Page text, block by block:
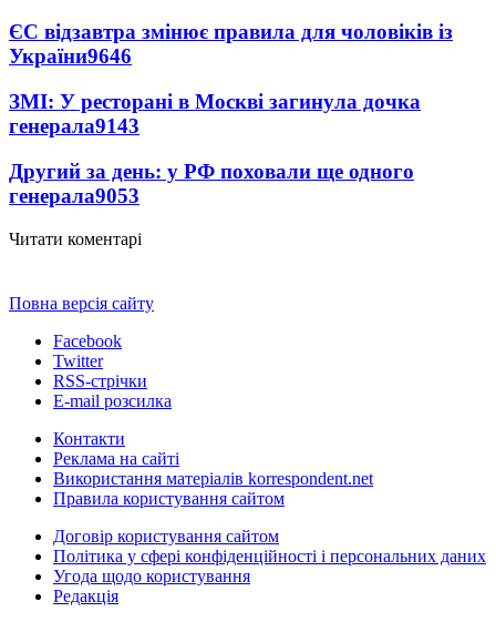
ЄС відзавтра змінює правила для чоловіків із
України9646
ЗМІ: У ресторані в Москві загинула дочка
генерала9143
Другий за день: у РФ поховали ще одного
генерала9053
Читати коментарі
Повна версія сайту
Facebook
Twitter
RSS-стрічки
E-mail розсилка
Контакти
Реклама на сайті
Використання матеріалів korrespondent.net
Правила користування сайтом
Договір користування сайтом
Політика у сфері конфіденційності і персональних даних
Угода щодо користування
Редакція